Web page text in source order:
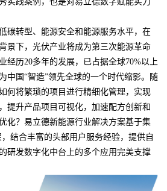
碳转型、能源安全和能源服务水平，在
景下，光伏产业将成为第三次能源革命
经历20多年的发展，已占据全球70%以上
中国“智造”领先全球的一个时代缩影。随
何将繁琐的项目进行精细化管理，实现
提升产品项目可视化，加速配方创新和
化？易立德新能源行业解决方案基于集
结合丰富的头部用户服务经验，提供自
研发数字化中台上的多个应用完美支撑